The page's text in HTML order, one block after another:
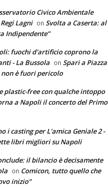
Civico Ambientale
Lagni on Svolta a Caserta: al
Indipendente”
fuochi d'artificio coprono la
- La Bussola on Spari a Piazza
è fuori pericolo
plastic-free con qualche intoppo
a Napoli il concerto del Primo
i casting per L'amica Geniale 2 -
libri migliori su Napoli
il bilancio è decisamente
on Comicon, tutto quello che
inizio”